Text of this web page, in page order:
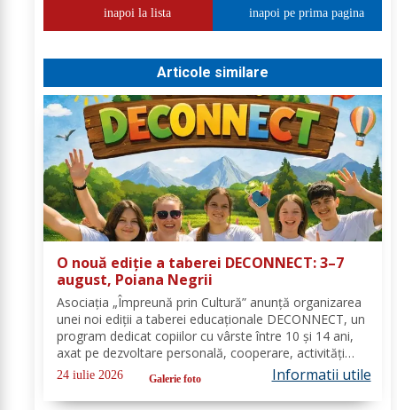
inapoi la lista inapoi pe prima pagina
Articole similare
O nouă ediție a taberei DECONNECT: 3–7
august, Poiana Negrii
Asociația „Împreună prin Cultură” anunță organizarea
unei noi ediții a taberei educaționale DECONNECT, un
program dedicat copiilor cu vârste între 10 și 14 ani,
axat pe dezvoltare personală, cooperare, activități
outdoor și deconectare totală de la telefon. O tabără
cu sens, nu doar o vacanță!...
24 iulie 2026 Galerie foto Informatii utile